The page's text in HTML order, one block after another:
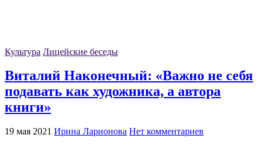
Культура Лицейские беседы
Виталий Наконечный: «Важно не себя
подавать как художника, а автора
книги»
19 мая 2021 Ирина Ларионова Нет комментариев